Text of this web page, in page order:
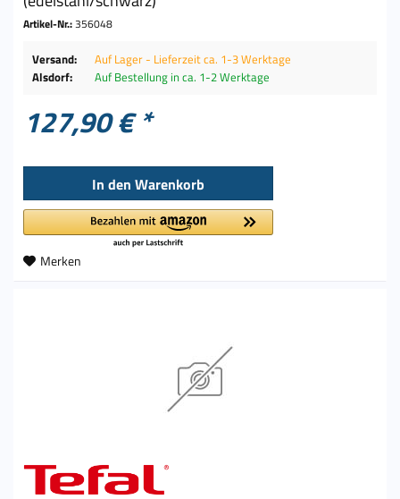
Artikel-Nr.:356048
Versand:
Auf Lager - Lieferzeit ca. 1-3 Werktage
Alsdorf:
Auf Bestellung in ca. 1-2 Werktage
127,90 € *
In den Warenkorb
Merken